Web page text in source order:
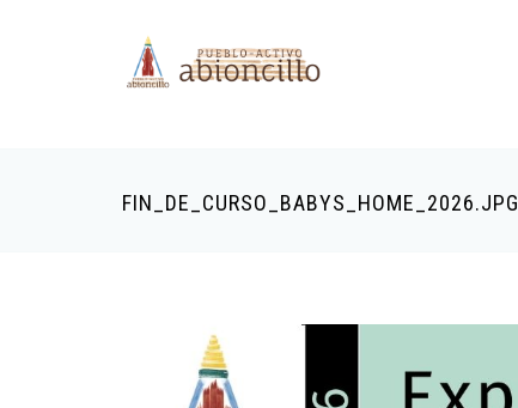
Pasar al contenido principal
FIN_DE_CURSO_BABYS_HOME_2026.JPG